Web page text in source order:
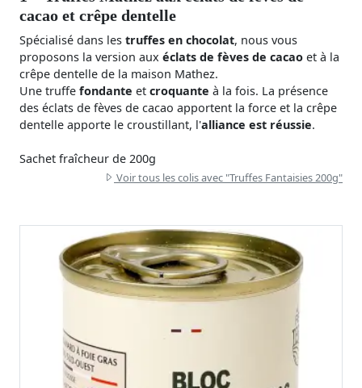
cacao et crêpe dentelle
Spécialisé dans les truffes en chocolat, nous vous
proposons la version aux éclats de fèves de cacao et à la
crêpe dentelle de la maison Mathez.
Une truffe fondante et croquante à la fois. La présence
des éclats de fèves de cacao apportent la force et la crêpe
dentelle apporte le croustillant, l'alliance est réussie.
Sachet fraîcheur de 200g
Voir tous les colis avec "Truffes Fantaisies 200g"